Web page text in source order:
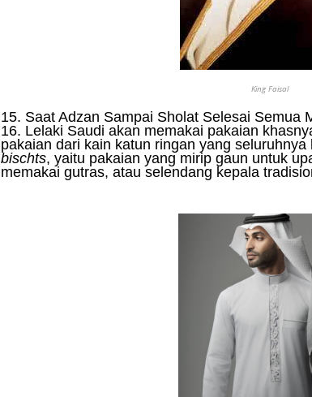
King Faisal
15. Saat Adzan Sampai Sholat Selesai Semua
16. Lelaki Saudi akan memakai pakaian
pakaian dari kain katun ringan yang
bischts, yaitu pakaian yang mirip gaun untuk
memakai gutras, atau selendang kepala